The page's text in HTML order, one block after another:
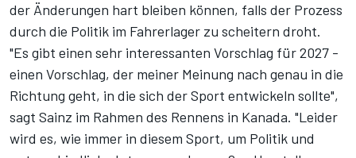
der Änderungen hart bleiben können, falls der Prozess
durch die Politik im Fahrerlager zu scheitern droht.
"Es gibt einen sehr interessanten Vorschlag für 2027 -
einen Vorschlag, der meiner Meinung nach genau in die
Richtung geht, in die sich der Sport entwickeln sollte",
sagt Sainz im Rahmen des Rennens in Kanada. "Leider
wird es, wie immer in diesem Sport, um Politik und